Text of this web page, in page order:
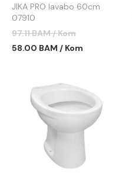
JIKA PRO lavabo 60cm
07910
97.11 BAM / Kom
58.00 BAM / Kom